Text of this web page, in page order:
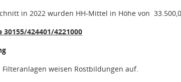
in 2022 wurden HH-Mittel in Höhe von
424401/4221000
weisen Rostbildungen auf.